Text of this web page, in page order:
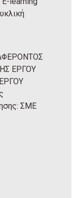
ΕΡΓΟΥ
ΣΜΕ